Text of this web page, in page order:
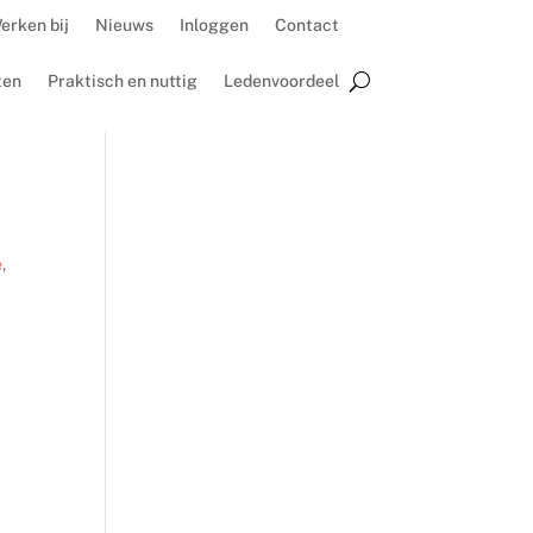
bij Nieuws Inloggen Contact
Praktisch en nuttig Ledenvoordeel
,